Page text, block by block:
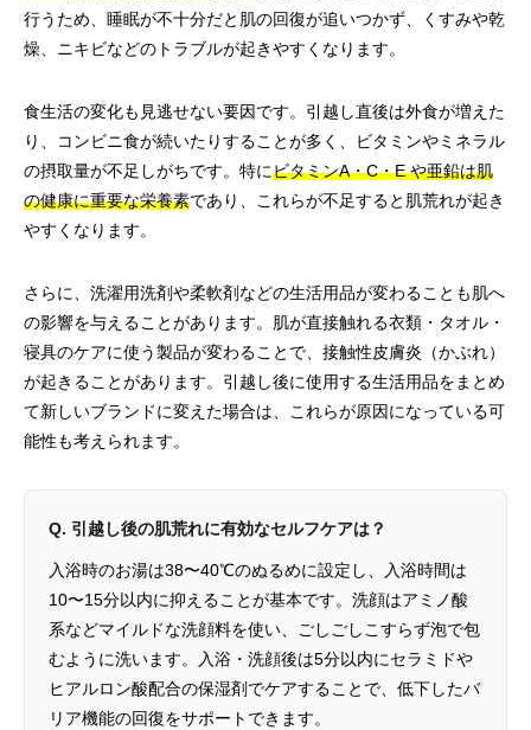
行うため、睡眠が不十分だと肌の回復が追いつかず、くすみや乾
燥、ニキビなどのトラブルが起きやすくなります。
食生活の変化も見逃せない要因です。引越し直後は外食が増えた
り、コンビニ食が続いたりすることが多く、ビタミンやミネラル
の摂取量が不足しがちです。特にビタミンA・C・E や亜鉛は肌
の健康に重要な栄養素であり、これらが不足すると肌荒れが起き
やすくなります。
さらに、洗濯用洗剤や柔軟剤などの生活用品が変わることも肌へ
の影響を与えることがあります。肌が直接触れる衣類・タオル・
寝具のケアに使う製品が変わることで、接触性皮膚炎（かぶれ）
が起きることがあります。引越し後に使用する生活用品をまとめ
て新しいブランドに変えた場合は、これらが原因になっている可
能性も考えられます。
Q. 引越し後の肌荒れに有効なセルフケアは？
入浴時のお湯は38〜40℃のぬるめに設定し、入浴時間は
10〜15分以内に抑えることが基本です。洗顔はアミノ酸
系などマイルドな洗顔料を使い、ごしごしこすらず泡で包
むように洗います。入浴・洗顔後は5分以内にセラミドや
ヒアルロン酸配合の保湿剤でケアすることで、低下したバ
リア機能の回復をサポートできます。